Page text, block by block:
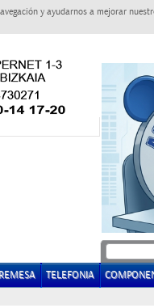
y ayudarnos a mejorar
TELEFONIA